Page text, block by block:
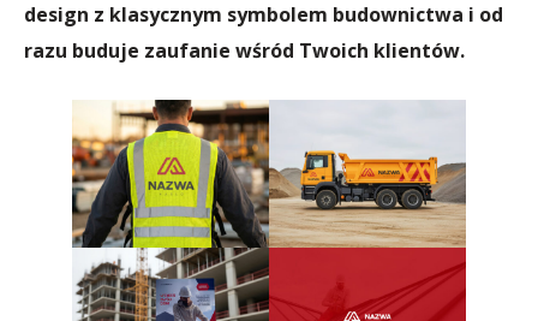
design z klasycznym symbolem budownictwa i od
razu buduje zaufanie wśród Twoich klientów.